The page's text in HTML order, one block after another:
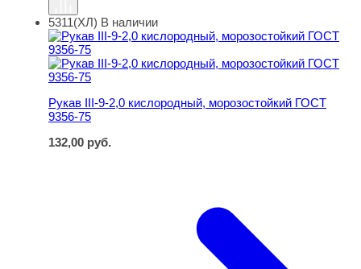
Рукав III-9-2,0 кислородный, морозостойкий ГОСТ
5311(ХЛ) В наличии
Рукав III-9-2,0 кислородный, морозостойкий ГОСТ
9356-75
132,00 руб.